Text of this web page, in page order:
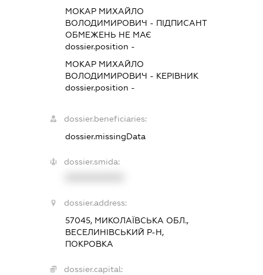
МОКАР МИХАЙЛО
ВОЛОДИМИРОВИЧ - ПІДПИСАНТ
ОБМЕЖЕНЬ НЕ МАЄ
dossier.position -
МОКАР МИХАЙЛО
ВОЛОДИМИРОВИЧ - КЕРІВНИК
dossier.position -
dossier.beneficiaries:
dossier.missingData
dossier.smida:
dossier.address:
57045, МИКОЛАЇВСЬКА ОБЛ.,
ВЕСЕЛИНІВСЬКИЙ Р-Н,
ПОКРОВКА
dossier.capital: